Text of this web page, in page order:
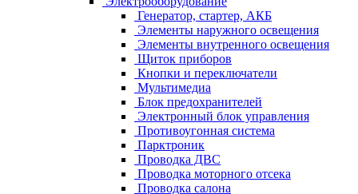
Генератор, стартер, АКБ
Элементы наружного освещения
Элементы внутренного освещения
Щиток приборов
Кнопки и переключатели
Мультимедиа
Блок предохранителей
Электронный блок управления
Противоугонная система
Парктроник
Проводка ДВС
Проводка моторного отсека
Проводка салона